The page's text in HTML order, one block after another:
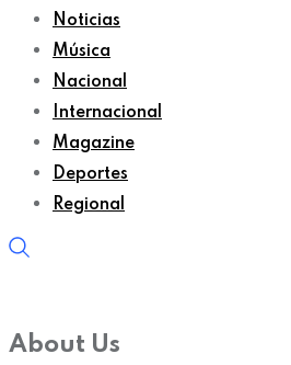
Noticias
Música
Nacional
Internacional
Magazine
Deportes
Regional
About Us